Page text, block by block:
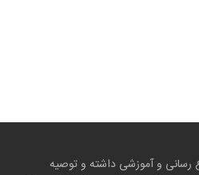
رسانی و آموزشی داشته و توصیه